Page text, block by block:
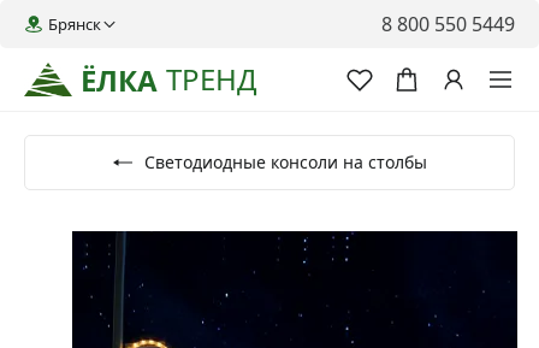
ЁЛКА ТРЕНД
Брянск 8 800 550 5449
Светодиодные консоли на столбы